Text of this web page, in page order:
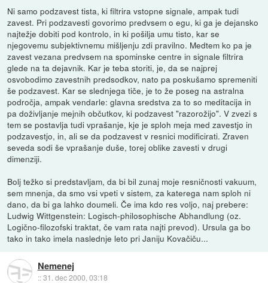
Ni samo podzavest tista, ki filtrira vstopne signale, ampak tudi
zavest. Pri podzavesti govorimo predvsem o egu, ki ga je dejansko
najtežje dobiti pod kontrolo, in ki pošilja umu tisto, kar se
njegovemu subjektivnemu mišljenju zdi pravilno. Medtem ko pa je
zavest vezana predvsem na spominske centre in signale filtrira
glede na ta dejavnik. Kar je teba storiti, je, da se najprej
osvobodimo zavestnih predsodkov, nato pa poskušamo spremeniti
še podzavest. Kar se slednjega tiče, je to že poseg na astralna
področja, ampak vendarle: glavna sredstva za to so meditacija in
pa doživljanje mejnih občutkov, ki podzavest "razorožijo". V zvezi s
tem se postavlja tudi vprašanje, kje je sploh meja med zavestjo in
podzavestjo, in, ali se da podzavest v resnici modificirati. Zraven
seveda sodi še vprašanje duše, torej oblike zavesti v drugi
dimenziji.
Bolj težko si predstavljam, da bi bil zunaj moje resničnosti vakuum,
sem mnenja, da smo vsi vpeti v sistem, za katerega nam sploh ni
dano, da bi ga lahko doumeli. Če ima kdo res voljo, naj prebere:
Ludwig Wittgenstein: Logisch-philosophische Abhandlung (oz.
Logično-filozofski traktat, če vam rata najti prevod). Ursula ga bo
tako in tako imela naslednje leto pri Janiju Kovačiču...
Nemenej
::31. dec 2000, 03:18